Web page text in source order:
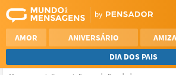
AMOR ANIVERSÁRIO
DIA DOS PAIS